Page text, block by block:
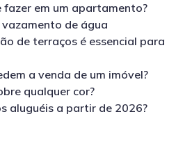
fazer em um apartamento?
de água
de terraços é essencial para
a venda de um imóvel?
qualquer cor?
aluguéis a partir de 2026?